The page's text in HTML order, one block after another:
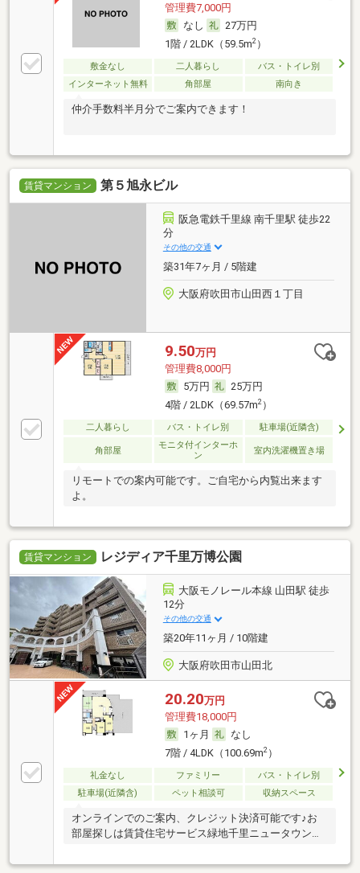
管理費7,000円
なし
27万円
1階 / 2LDK（59.5m2）
敷金なし 二人暮らし
バス・トイレ別
インターネット無料
角部屋 南向き
仲介手数料半月分でご案内できます！
賃貸マンション 第５旭永ビル
阪急電鉄千里線 南千里駅 徒歩22
分
その他の交通
築31年7ヶ月 / 5階建
大阪府吹田市山田西１丁目
9.50万円
管理費8,000円
5万円
25万円
4階 / 2LDK（69.57m2）
二人暮らし バス・トイレ別 駐車場(近隣含)
角部屋
モニタ付インターホ
ン
室内洗濯機置き場
リモートでの案内可能です。ご自宅から内覧出来ます
よ。
賃貸マンション レジディア千里万博公園
大阪モノレール本線 山田駅 徒歩
12分
その他の交通
築20年11ヶ月 / 10階建
大阪府吹田市山田北
20.20万円
管理費18,000円
1ヶ月
なし
7階 / 4LDK（100.69m2）
礼金なし ファミリー
バス・トイレ別
駐車場(近隣含)
ペット相談可 収納スペース
オンラインでのご案内、クレジット決済可能です♪お
部屋探しは賃貸住宅サービス緑地千里ニュータウン店